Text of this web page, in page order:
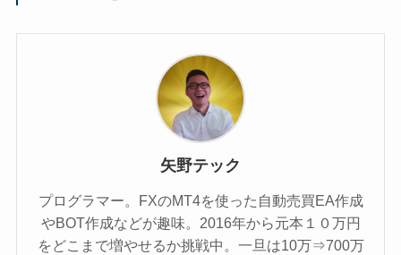
矢野テック
プログラマー。FXのMT4を使った自動売買EA作成
やBOT作成などが趣味。2016年から元本１０万円
をどこまで増やせるか挑戦中。一旦は10万⇒700万